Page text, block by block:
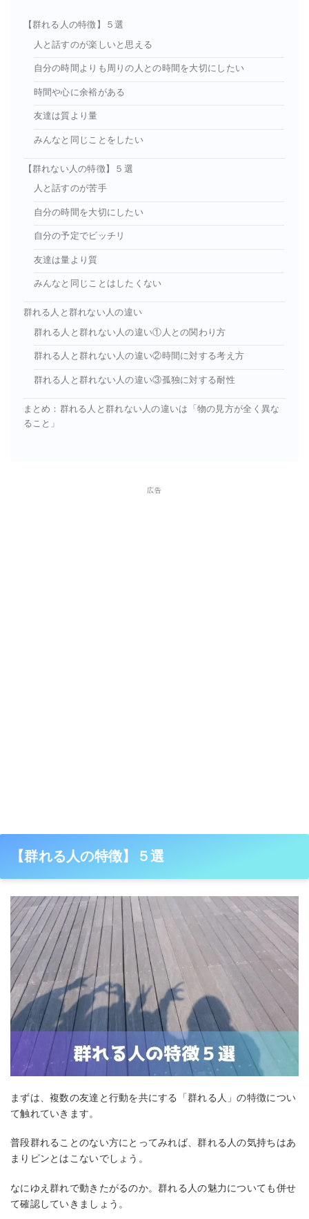
【群れる人の特徴】５選
人と話すのが楽しいと思える
自分の時間よりも周りの人との時間を大切にしたい
時間や心に余裕がある
友達は質より量
みんなと同じことをしたい
【群れない人の特徴】５選
人と話すのが苦手
自分の時間を大切にしたい
自分の予定でビッチリ
友達は量より質
みんなと同じことはしたくない
群れる人と群れない人の違い
群れる人と群れない人の違い①人との関わり方
群れる人と群れない人の違い②時間に対する考え方
群れる人と群れない人の違い③孤独に対する耐性
まとめ：群れる人と群れない人の違いは「物の見方が全く異な
ること」
広告
【群れる人の特徴】５選
まずは、複数の友達と行動を共にする「群れる人」の特徴につい
て触れていきます。
普段群れることのない方にとってみれば、群れる人の気持ちはあ
まりピンとはこないでしょう。
なにゆえ群れで動きたがるのか。群れる人の魅力についても併せ
て確認していきましょう。